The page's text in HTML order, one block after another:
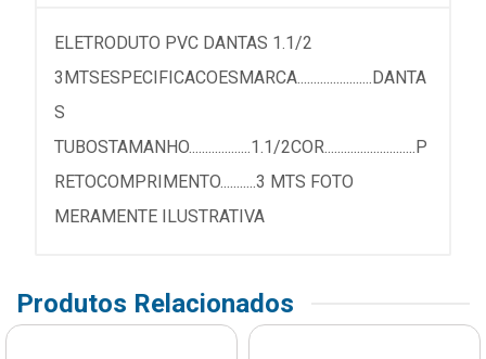
ELETRODUTO PVC DANTAS 1.1/2
3MTSESPECIFICACOESMARCA.......................DANTA
S
TUBOSTAMANHO...................1.1/2COR............................P
RETOCOMPRIMENTO...........3 MTS FOTO
MERAMENTE ILUSTRATIVA
Produtos Relacionados